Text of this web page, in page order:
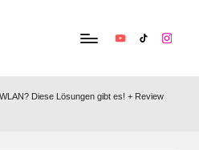
YouTubeTikTok
Diese Lösungen gibt es! + Review